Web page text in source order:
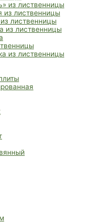
из лиственницы
из лиственницы
лиственницы
из лиственницы
из лиственницы